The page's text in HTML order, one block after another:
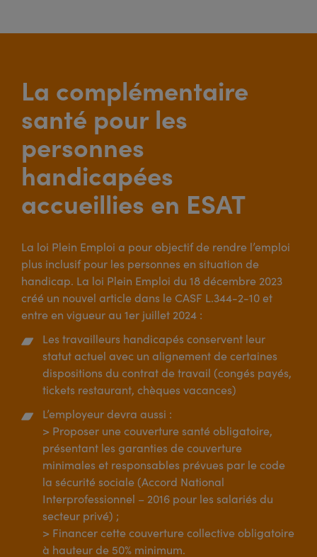
La complémentaire
santé pour les
personnes
handicapées
accueillies en ESAT
La loi Plein Emploi a pour objectif de rendre l’emploi
plus inclusif pour les personnes en situation de
handicap. La loi Plein Emploi du 18 décembre 2023
créé un nouvel article dans le CASF L.344-2-10 et
entre en vigueur au 1er juillet 2024 :
Les travailleurs handicapés conservent leur
statut actuel avec un alignement de certaines
dispositions du contrat de travail (congés payés,
tickets restaurant, chèques vacances)
L’employeur devra aussi :
> Proposer une couverture santé obligatoire,
présentant les garanties de couverture
minimales et responsables prévues par le code
la sécurité sociale (Accord National
Interprofessionnel – 2016 pour les salariés du
secteur privé) ;
> Financer cette couverture collective obligatoire
à hauteur de 50% minimum.